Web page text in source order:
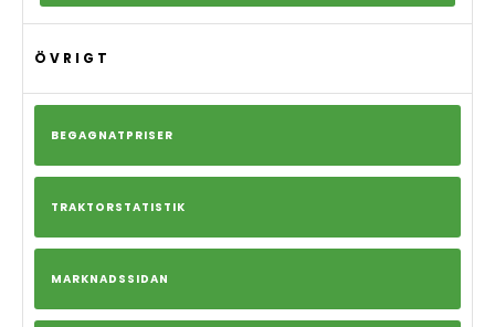
ÖVRIGT
BEGAGNATPRISER
TRAKTORSTATISTIK
MARKNADSSIDAN